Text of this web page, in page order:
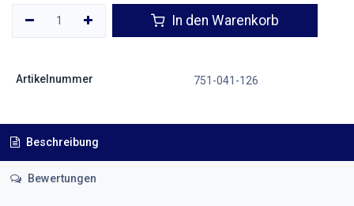
In den Warenkorb
Artikelnummer 751-041-126
Beschreibung
Bewertungen